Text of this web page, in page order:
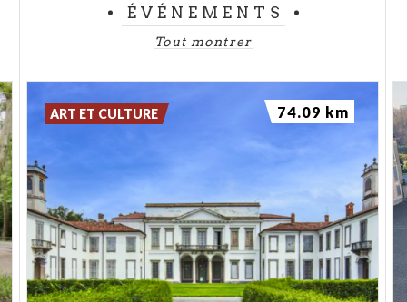
ÉVÉNEMENTS
Tout montrer
ART ET CULTURE 74.09 km